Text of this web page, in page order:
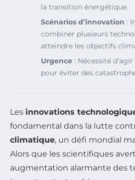
la transition énergétique.
Scénarios d’innovation :
combiner plusieurs
atteindre les objectifs
Urgence : Nécessité
pour éviter des
Les innovations
fondamental dans la lutte
climatique, un défi mondial
Alors que les scientifiques
augmentation alarmante des